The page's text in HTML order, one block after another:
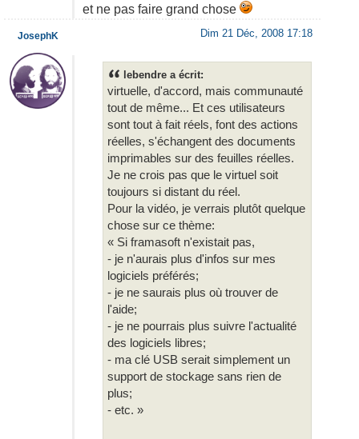
et ne pas faire grand chose
Dim 21 Déc, 2008 17:18
lebendre a écrit:
virtuelle, d'accord, mais communauté
tout de même... Et ces utilisateurs
sont tout à fait réels, font des actions
réelles, s'échangent des documents
imprimables sur des feuilles réelles.
Je ne crois pas que le virtuel soit
toujours si distant du réel.
Pour la vidéo, je verrais plutôt quelque
chose sur ce thème:
« Si framasoft n'existait pas,
- je n'aurais plus d'infos sur mes
logiciels préférés;
- je ne saurais plus où trouver de
l'aide;
- je ne pourrais plus suivre l'actualité
des logiciels libres;
- ma clé USB serait simplement un
support de stockage sans rien de
plus;
- etc. »
JosephK